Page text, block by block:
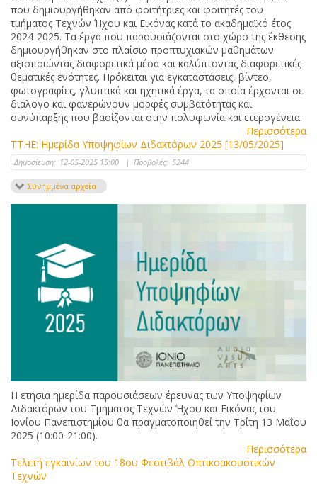
που δημιουργήθηκαν από φοιτήτριες και φοιτητές του
τμήματος Τεχνών Ήχου και Εικόνας κατά το ακαδημαϊκό έτος
2024-2025. Τα έργα που παρουσιάζονται στο χώρο της έκθεσης
δημιουργήθηκαν στο πλαίσιο προπτυχιακών μαθημάτων
αξιοποιώντας διαφορετικά μέσα και καλύπτοντας διαφορετικές
θεματικές ενότητες. Πρόκειται για εγκαταστάσεις, βίντεο,
φωτογραφίες, γλυπτικά και ηχητικά έργα, τα οποία έρχονται σε
διάλογο και φανερώνουν μορφές συμβατότητας και
συνύπαρξης που βασίζονται στην πολυφωνία και ετερογένεια.
Περισσότερα
ΤΤΗΕ: Ημερίδα Υποψηφίων Διδακτόρων 2025 [13/05/2025]
Δημοσίευση: 12-05-2025 15:00 | Προβολές: 5244
Συνημμένα αρχεία
Η ετήσια ημερίδα παρουσιάσεων έρευνας των Υποψηφίων
Διδακτόρων του Τμήματος Τεχνών Ήχου και Εικόνας του
Ιονίου Πανεπιστημίου θα πραγματοποιηθεί την Τρίτη 13 Μαΐου
2025 (10:00-21:00).
Περισσότερα
Τελετή εγκαινίων του 18ου Φεστιβάλ Οπτικοακουστικών
Τεχνών